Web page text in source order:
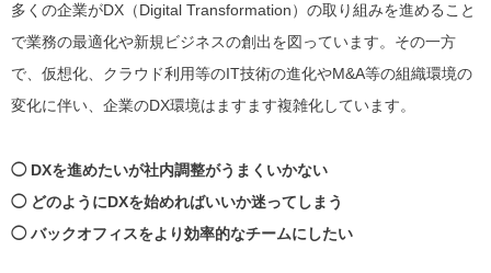
多くの企業がDX（Digital Transformation）の取り組みを進めること
で業務の最適化や新規ビジネスの創出を図っています。その一方
で、 仮想化、クラウド利用等のIT技術の進化やM&A等の組織環境の
変化に伴い、企業のDX環境はますます複雑化しています。
◯ DXを進めたいが社内調整がうまくいかない
◯ どのようにDXを始めればいいか迷ってしまう
◯ バックオフィスをより効率的なチームにしたい